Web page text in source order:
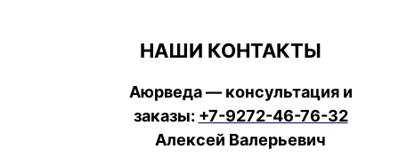
НАШИ КОНТАКТЫ
Аюрведа — консультация и
заказы: +7-9272-46-76-32
Алексей Валерьевич